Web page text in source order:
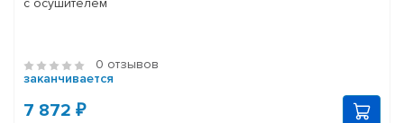
с осушителем
0 отзывов
заканчивается
7 872 ₽